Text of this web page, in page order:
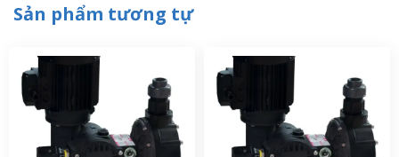
Sản phẩm tương tự